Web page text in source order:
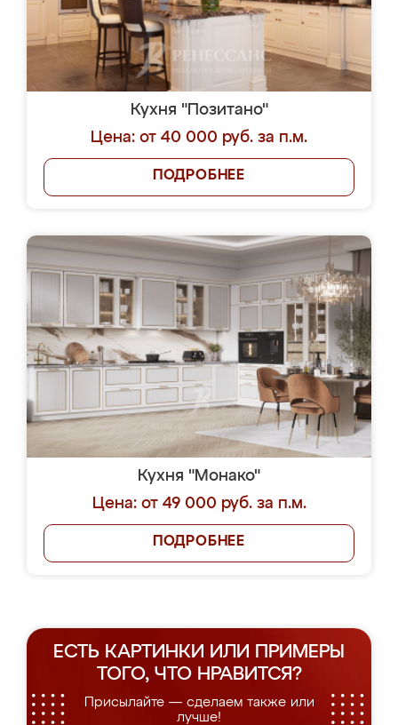
Кухня "Позитано"
Цена: от 40 000 руб. за п.м.
ПОДРОБНЕЕ
Кухня "Монако"
Цена: от 49 000 руб. за п.м.
ПОДРОБНЕЕ
ЕСТЬ КАРТИНКИ ИЛИ ПРИМЕРЫ
ТОГО, ЧТО НРАВИТСЯ?
Присылайте — сделаем также или
лучше!